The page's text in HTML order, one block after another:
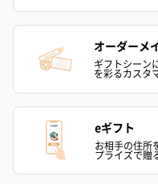
かき氷入浴剤4点セット
（ブルー）（748円）
おつまみ・その他
オーダーメ
ギフトシーン
を彩るカスタ
eギフト
お相手の住所
プライズで贈